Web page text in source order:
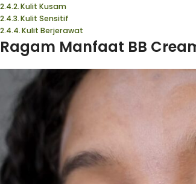
Kulit Kusam
Kulit Sensitif
Kulit Berjerawat
Ragam Manfaat BB